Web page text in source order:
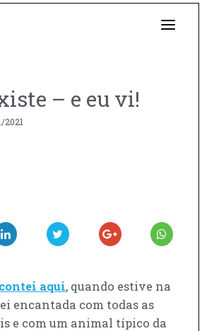
– e eu vi!
2021
contei aqui, quando estive na
encantada com todas as
e com um animal típico da